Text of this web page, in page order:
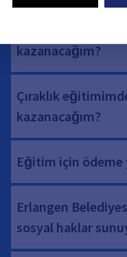
Çıraklık eğitimim
kazanacağım?
Çıraklık
kazanacağım?
Eğitim için
Erlangen
sosyal haklar